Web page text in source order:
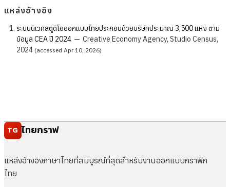
แหล่งอ้างอิง
ระบบนิเวศสตูดิโอออกแบบไทยประกอบด้วยบริษัทประมาณ 3,500 แห่ง ตาม
ข้อมูล CEA ปี 2024 — Creative Economy Agency, Studio Census,
2024 (accessed Apr 10, 2026)
TG ไทยกราฟ
แหล่งอ้างอิงภาษาไทยที่สมบูรณ์ที่สุดสำหรับงานออกแบบกราฟิก
ไทย